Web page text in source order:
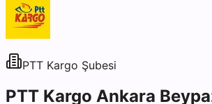
PTT Kargo Şubesi
PTT Kargo Ankara